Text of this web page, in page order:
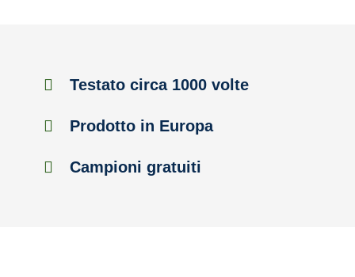
Testato circa 1000 volte
Prodotto in Europa
Campioni gratuiti